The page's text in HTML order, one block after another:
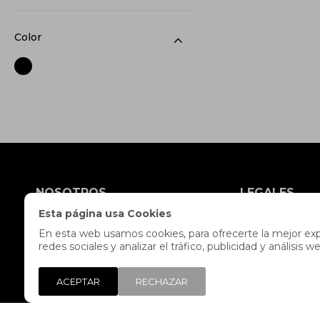
Esta página usa Cookies
En esta web usamos cookies, para ofrecerte la mejor
redes sociales y analizar el tráfico, publicidad y análisis
ACEPTAR RECHAZAR
Color
NOSOTROS
Tiendas
Contacto
Trabaja con nosotros
LEGALES
Envíos y
Preguntas